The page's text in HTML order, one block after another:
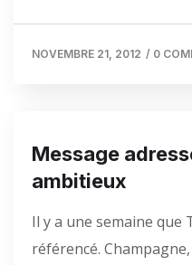
NOVEMBRE 21, 2012 / 0
Message
ambitieux
Il y a une semaine
référencé.